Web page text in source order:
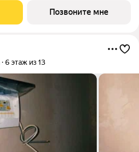
снаружи природа внутри.
Позвоните мне
6 этаж из 13